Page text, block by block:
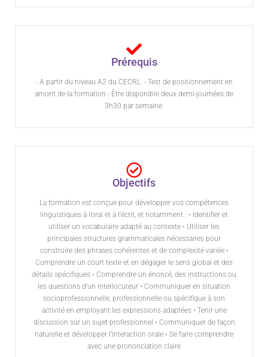
Prérequis
- A partir du niveau A2 du CECRL. - Test de positionnement en
amont de la formation - Être disponible deux demi-journées de
3h30 par semaine.
Objectifs
La formation est conçue pour développer vos compétences
linguistiques à l’oral et à l’écrit, et notamment : • Identifier et
utiliser un vocabulaire adapté au contexte • Utiliser les
principales structures grammaticales nécessaires pour
construire des phrases cohérentes et de complexité variée •
Comprendre un court texte et en dégager le sens global et des
détails spécifiques • Comprendre un énoncé, des instructions ou
les questions d’un interlocuteur • Communiquer en situation
socioprofessionnelle, professionnelle ou spécifique à son
activité en employant les expressions adaptées • Tenir une
discussion sur un sujet professionnel • Communiquer de façon
naturelle et développer l’interaction orale • Se faire comprendre
avec une prononciation claire